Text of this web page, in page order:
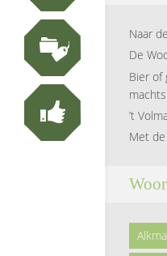
Naar
De
Bier of
’t
Met